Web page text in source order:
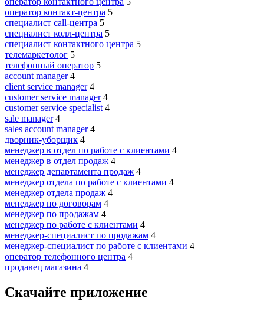
оператор контакт-центра 5
специалист call-центра 5
специалист колл-центра 5
специалист контактного центра 5
телемаркетолог 5
телефонный оператор 5
account manager 4
client service manager 4
customer service manager 4
customer service specialist 4
sale manager 4
sales account manager 4
дворник-уборщик 4
менеджер в отдел по работе с клиентами 4
менеджер в отдел продаж 4
менеджер департамента продаж 4
менеджер отдела по работе с клиентами 4
менеджер отдела продаж 4
менеджер по договорам 4
менеджер по продажам 4
менеджер по работе с клиентами 4
менеджер-специалист по продажам 4
менеджер-специалист по работе с клиентами 4
оператор телефонного центра 4
продавец магазина 4
Скачайте приложение